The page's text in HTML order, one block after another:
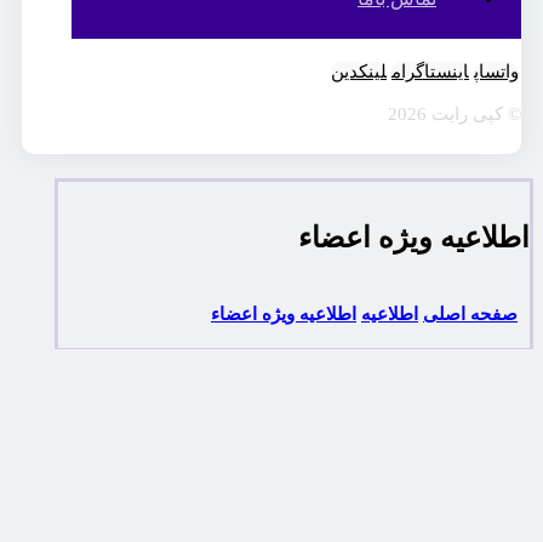
واتساپ اینستاگرام لینکدین
© کپی رایت 2026
اطلاعیه ویژه اعضاء
صفحه اصلی اطلاعیه اطلاعیه ویژه اعضاء